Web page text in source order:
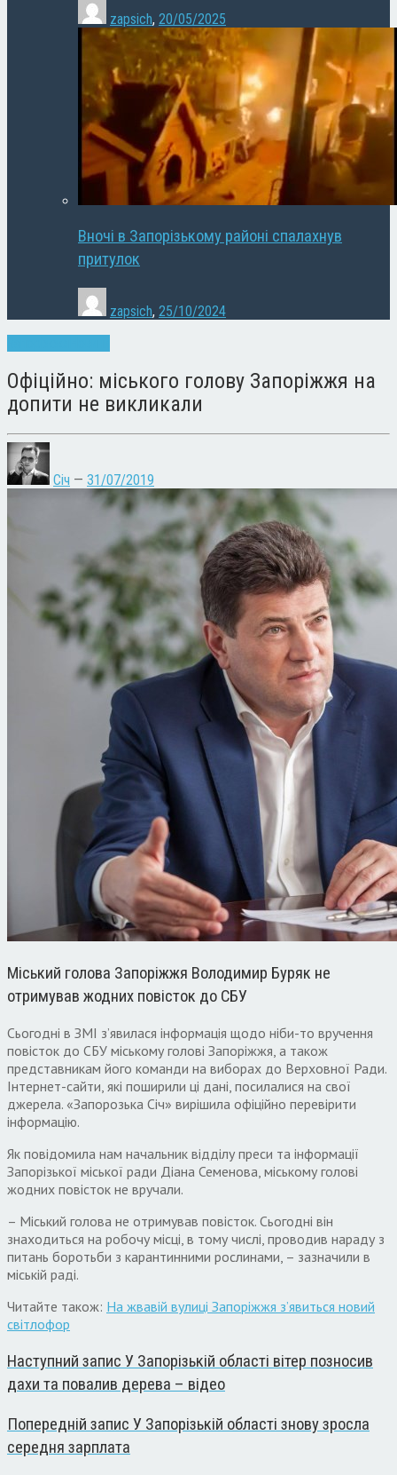
zapsich, 20/05/2025
Вночі в Запорізькому районі спалахнув
притулок
zapsich, 25/10/2024
Офіційно: міського голову Запоріжжя на
допити не викликали
Січ — 31/07/2019
Міський голова Запоріжжя Володимир Буряк не
отримував жодних повісток до СБУ
Сьогодні в ЗМІ з’явилася інформація щодо ніби-то вручення
повісток до СБУ міському голові Запоріжжя, а також
представникам його команди на виборах до Верховної Ради.
Інтернет-сайти, які поширили ці дані, посилалися на свої
джерела. «Запорозька Січ» вирішила офіційно перевірити
інформацію.
Як повідомила нам начальник відділу преси та інформації
Запорізької міської ради Діана Семенова, міському голові
жодних повісток не вручали.
– Міський голова не отримував повісток. Сьогодні він
знаходиться на робочу місці, в тому числі, проводив нараду з
питань боротьби з карантинними рослинами, – зазначили в
міській раді.
Читайте також: На жвавій вулиці Запоріжжя з’явиться новий
світлофор
Наступний запис У Запорізькій області вітер позносив
дахи та повалив дерева – відео
Попередній запис У Запорізькій області знову зросла
середня зарплата